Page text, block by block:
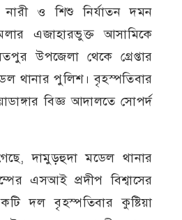
নারী ও শিশু নির্যাতন দমন
এজাহারভুক্ত আসামিকে
উপজেলা থেকে গ্রেপ্তার
থানার পুলিশ। বৃহস্পতিবার
বিজ্ঞ আদালতে সোপর্দ
দামুড়হুদা মডেল থানার
এসআই প্রদীপ বিশ্বাসের
দল বৃহস্পতিবার কুষ্টিয়া